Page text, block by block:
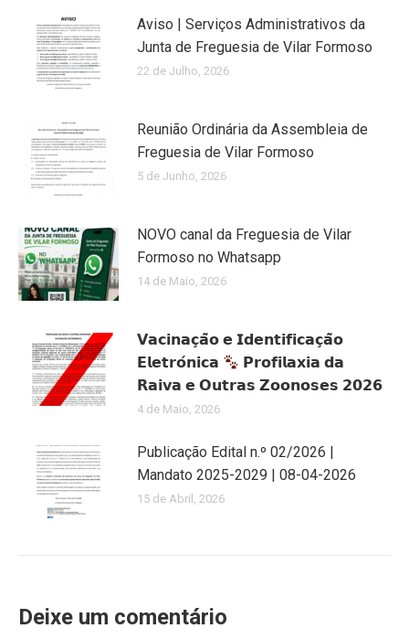
Aviso | Serviços Administrativos da
Junta de Freguesia de Vilar Formoso
22 de Julho, 2026
Reunião Ordinária da Assembleia de
Freguesia de Vilar Formoso
5 de Junho, 2026
NOVO canal da Freguesia de Vilar
Formoso no Whatsapp
14 de Maio, 2026
𝗩𝗮𝗰𝗶𝗻𝗮𝗰̧𝗮̃𝗼 𝗲 𝗜𝗱𝗲𝗻𝘁𝗶𝗳𝗶𝗰𝗮𝗰̧𝗮̃𝗼
𝗘𝗹𝗲𝘁𝗿𝗼́𝗻𝗶𝗰𝗮
𝗣𝗿𝗼𝗳𝗶𝗹𝗮𝘅𝗶𝗮 𝗱𝗮
𝗥𝗮𝗶𝘃𝗮 𝗲 𝗢𝘂𝘁𝗿𝗮𝘀 𝗭𝗼𝗼𝗻𝗼𝘀𝗲𝘀 𝟮𝟬𝟮𝟲
4 de Maio, 2026
Publicação Edital n.º 02/2026 |
Mandato 2025-2029 | 08-04-2026
15 de Abril, 2026
Deixe um comentário